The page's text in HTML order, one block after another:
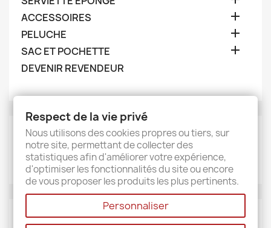
ACCESSOIRES 
PELUCHE 
SAC ET POCHETTE 
DEVENIR REVENDEUR
MARKEN
Sud étoffe
LIEFERANTEN
Respect de la vie privé
Nous utilisons des cookies propres ou tiers, sur
notre site, permettant de collecter des
statistiques afin d'améliorer votre expérience,
d'optimiser les fonctionnalités du site ou encore
de vous proposer les produits les plus pertinents.
Personnaliser